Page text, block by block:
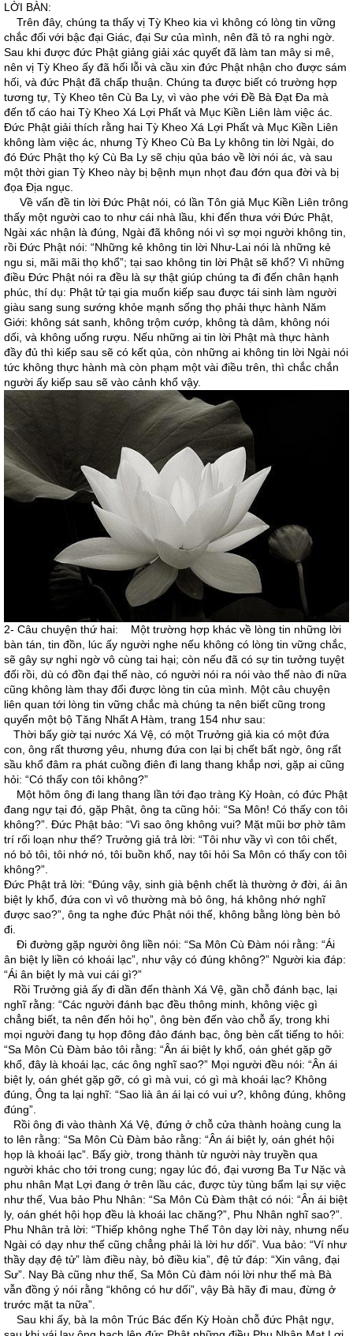
LỜI BÀN:
Trên đây, chúng ta thấy vị Tỳ Kheo kia vì không có lòng tin vững
chắc đối với bậc đại Giác, đại Sư của mình, nên đã tỏ ra nghi ngờ.
Sau khi được đức Phật giảng giải xác quyết đã làm tan mây si mê,
nên vị Tỳ Kheo ấy đã hối lỗi và cầu xin đức Phật nhận cho được sám
hối, và đức Phật đã chấp thuận. Chúng ta được biết có trường hợp
tương tự, Tỳ Kheo tên Cù Ba Ly, vì vào phe với Đề Bà Đạt Đa mà
đến tố cáo hai Tỳ Kheo Xá Lợi Phất và Mục Kiền Liên làm việc ác.
Đức Phật giải thích rằng hai Tỳ Kheo Xá Lợi Phất và Mục Kiền Liên
không làm việc ác, nhưng Tỳ Kheo Cù Ba Ly không tin lời Ngài, do
đó Đức Phật thọ ký Cù Ba Ly sẽ chịu qủa báo về lời nói ác, và sau
một thời gian Tỳ Kheo này bị bệnh mụn nhọt đau đớn qua đời và bị
đọa Địa ngục.
Về vấn đề tin lời Đức Phật nói, có lần Tôn giả Mục Kiền Liên trông
thấy một người cao to như cái nhà lầu, khi đến thưa với Đức Phật,
Ngài xác nhận là đúng, Ngài đã không nói vì sợ mọi người không tin,
rồi Đức Phật nói: “Những kẻ không tin lời Như-Lai nói là những kẻ
ngu si, mãi mãi thọ khổ”; tại sao không tin lời Phật sẽ khổ? Vì những
điều Đức Phật nói ra đều là sự thật giúp chúng ta đi đến chân hạnh
phúc, thí dụ: Phật tử tại gia muốn kiếp sau được tái sinh làm người
giàu sang sung sướng khỏe mạnh sống thọ phải thực hành Năm
Giới: không sát sanh, không trộm cướp, không tà dâm, không nói
dối, và không uống rượu. Nếu những ai tin lời Phật mà thực hành
đầy đủ thì kiếp sau sẽ có kết qủa, còn những ai không tin lời Ngài nói
tức không thực hành mà còn phạm một vài điều trên, thì chắc chắn
người ấy kiếp sau sẽ vào cảnh khổ vậy.
2- Câu chuyện thứ hai: Một trường hợp khác về lòng tin những lời
bàn tán, tin đồn, lúc ấy người nghe nếu không có lòng tin vững chắc,
sẽ gây sự nghi ngờ vô cùng tai hại; còn nếu đã có sự tin tưởng tuyệt
đối rồi, dù có đồn đại thế nào, có người nói ra nói vào thế nào đi nữa
cũng không làm thay đổi được lòng tin của mình. Một câu chuyện
liên quan tới lòng tin vững chắc mà chúng ta nên biết cũng trong
quyển một bộ Tăng Nhất A Hàm, trang 154 như sau:
Thời bấy giờ tại nước Xá Vệ, có một Trưởng giả kia có một đứa
con, ông rất thương yêu, nhưng đứa con lại bị chết bất ngờ, ông rất
sầu khổ đâm ra phát cuồng điên đi lang thang khắp nơi, gặp ai cũng
hỏi: “Có thấy con tôi không?”
Một hôm ông đi lang thang lần tới đạo tràng Kỳ Hoàn, có đức Phật
đang ngự tại đó, gặp Phật, ông ta cũng hỏi: “Sa Môn! Có thấy con tôi
không?”. Đức Phật bảo: “Vì sao ông không vui? Mặt mũi bơ phờ tâm
trí rối loạn như thế? Trưởng giả trả lời: “Tôi như vầy vì con tôi chết,
nó bỏ tôi, tôi nhớ nó, tôi buồn khổ, nay tôi hỏi Sa Môn có thấy con tôi
không?”.
Đức Phật trả lời: “Đúng vậy, sinh già bệnh chết là thường ở đời, ái ân
biệt ly khổ, đứa con vì vô thường mà bỏ ông, há không nhớ nghĩ
được sao?”, ông ta nghe đức Phật nói thế, không bằng lòng bèn bỏ
đi.
Đi đường gặp người ông liền nói: “Sa Môn Cù Đàm nói rằng: “Ái
ân biệt ly liền có khoái lạc”, như vậy có đúng không?” Người kia đáp:
“Ái ân biệt ly mà vui cái gì?”
Rồi Trưởng giả ấy đi dần đến thành Xá Vệ, gần chỗ đánh bạc, lại
nghĩ rằng: “Các người đánh bạc đều thông minh, không việc gì
chẳng biết, ta nên đến hỏi họ”, ông bèn đến vào chỗ ấy, trong khi
mọi người đang tụ họp đông đảo đánh bạc, ông bèn cất tiếng to hỏi:
“Sa Môn Cù Đàm bảo tôi rằng: “Ân ái biệt ly khổ, oán ghét gặp gỡ
khổ, đây là khoái lạc, các ông nghĩ sao?” Mọi người đều nói: “Ân ái
biệt ly, oán ghét gặp gỡ, có gì mà vui, có gì mà khoái lạc? Không
đúng, Ông ta lại nghĩ: “Sao lià ân ái lại có vui ư?, không đúng, không
đúng”.
Rồi ông đi vào thành Xá Vệ, đứng ở chỗ cửa thành hoàng cung la
to lên rằng: “Sa Môn Cù Đàm bảo rằng: “Ân ái biệt ly, oán ghét hội
họp là khoái lạc”. Bấy giờ, trong thành từ người này truyền qua
người khác cho tới trong cung; ngay lúc đó, đại vương Ba Tư Nặc và
phu nhân Mạt Lợi đang ở trên lầu các, được tùy tùng bẩm lại sự việc
như thế, Vua bảo Phu Nhân: “Sa Môn Cù Đàm thật có nói: “Ân ái biệt
ly, oán ghét hội họp đều là khoái lac chăng?”, Phu Nhân nghĩ sao?”.
Phu Nhân trả lời: “Thiếp không nghe Thế Tôn dạy lời này, nhưng nếu
Ngài có dạy như thế cũng chẳng phải là lời hư dối”. Vua bảo: “Ví như
thầy dạy đệ tử” làm điều này, bỏ điều kia”, đệ tử đáp: “Xin vâng, đại
Sư”. Nay Bà cũng như thế, Sa Môn Cù đàm nói lời như thế mà Bà
vẫn đồng ý nói rằng “không có hư dối”, vậy Bà hãy đi mau, đừng ở
trước mặt ta nữa”.
Sau khi ấy, bà la môn Trúc Bác đến Kỳ Hoàn chỗ đức Phật ngự,